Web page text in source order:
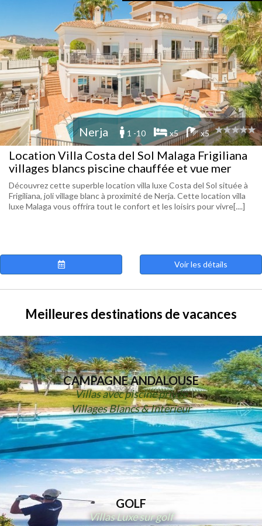
Nerja 1 -10 x5 x5
Location Villa Costa del Sol Malaga Frigiliana
villages blancs piscine chauffée et vue mer
Découvrez cette superble location villa luxe Costa del Sol située à
Frigiliana, joli village blanc à proximité de Nerja. Cette location villa
luxe Malaga vous offrira tout le confort et les loisirs pour vivre[....]
Voir les détails
Meilleures destinations de vacances
CAMPAGNE ANDALOUSE
Villas avec piscine privée
Villages Blancs & Intérieur
GOLF
Villas Luxe sur golf